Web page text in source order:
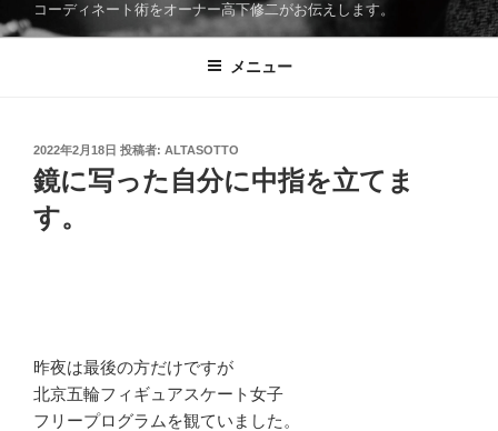
コーディネート術をオーナー高下修二がお伝えします。
メニュー
投
稿
日:
2022年2月18日 投稿者: ALTASOTTO
鏡に写った自分に中指を立てま
す。
昨夜は最後の方だけですが
北京五輪フィギュアスケート女子
フリープログラムを観ていました。